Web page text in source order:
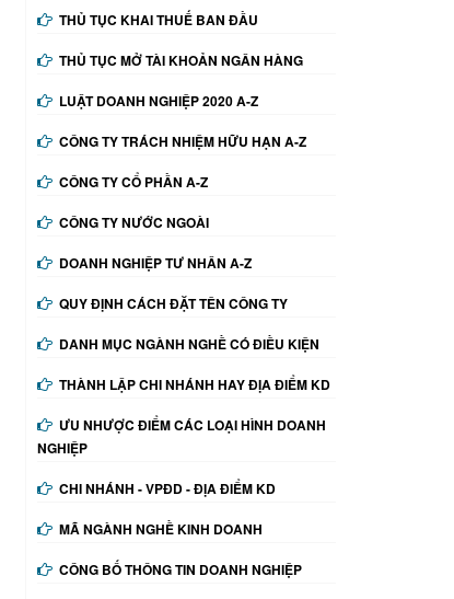
THỦ TỤC KHAI THUẾ BAN ĐẦU
THỦ TỤC MỞ TÀI KHOẢN NGÂN HÀNG
LUẬT DOANH NGHIỆP 2020 A-Z
CÔNG TY TRÁCH NHIỆM HỮU HẠN A-Z
CÔNG TY CỔ PHẦN A-Z
CÔNG TY NƯỚC NGOÀI
DOANH NGHIỆP TƯ NHÂN A-Z
QUY ĐỊNH CÁCH ĐẶT TÊN CÔNG TY
DANH MỤC NGÀNH NGHỀ CÓ ĐIỀU KIỆN
THÀNH LẬP CHI NHÁNH HAY ĐỊA ĐIỂM KD
ƯU NHƯỢC ĐIỂM CÁC LOẠI HÌNH DOANH
NGHIỆP
CHI NHÁNH - VPĐD - ĐỊA ĐIỂM KD
MÃ NGÀNH NGHỀ KINH DOANH
CÔNG BỐ THÔNG TIN DOANH NGHIỆP